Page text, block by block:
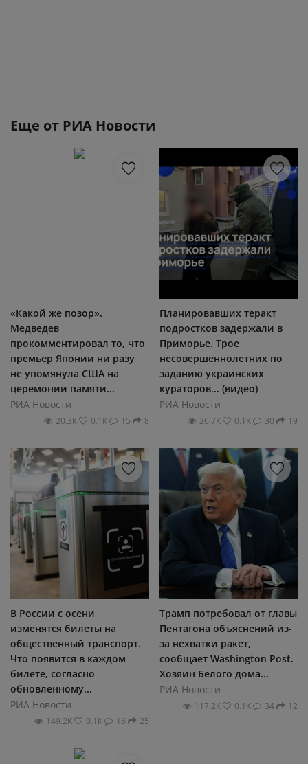
Еще от РИА Новости
«Какой же позор».
Медведев
прокомментировал то, что
премьер Японии ни разу
не упомянула США на
церемонии памяти...
РИА Новости
20.3К 0.1К 15 8
Планировавших теракт
подростков задержали в
Приморье. Трое
несовершеннолетних по
заданию украинских
кураторов... (видео)
РИА Новости
26.7К 0.1К 30 19
В России с осени
изменятся билеты на
общественный транспорт.
Что появится в каждом
билете, согласно
обновленному...
РИА Новости
149.2К 0.1К 16 25
Трамп потребовал от главы
Пентагона объяснений из-
за нехватки ракет,
сообщает Washington Post.
Хозяин Белого дома...
РИА Новости
117.2К 0.1К 34 12